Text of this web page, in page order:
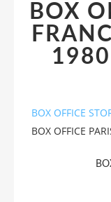
BOX
BOX OFFICE
BOX OFFICE